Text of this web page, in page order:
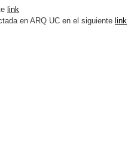
link
en ARQ UC en el siguiente link